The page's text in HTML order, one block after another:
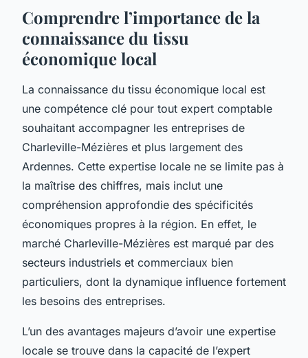
Comprendre l’importance de la
connaissance du tissu
économique local
La connaissance du tissu économique local est
une compétence clé pour tout expert comptable
souhaitant accompagner les entreprises de
Charleville-Mézières et plus largement des
Ardennes. Cette expertise locale ne se limite pas à
la maîtrise des chiffres, mais inclut une
compréhension approfondie des spécificités
économiques propres à la région. En effet, le
marché Charleville-Mézières est marqué par des
secteurs industriels et commerciaux bien
particuliers, dont la dynamique influence fortement
les besoins des entreprises.
L’un des avantages majeurs d’avoir une expertise
locale se trouve dans la capacité de l’expert